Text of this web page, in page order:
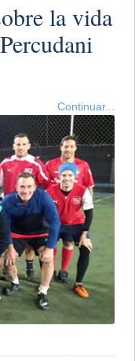
la vida
Continuar...